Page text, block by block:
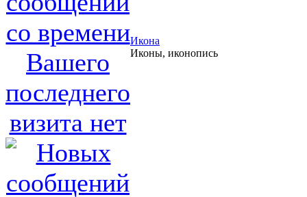
Икона
Иконы, иконопись